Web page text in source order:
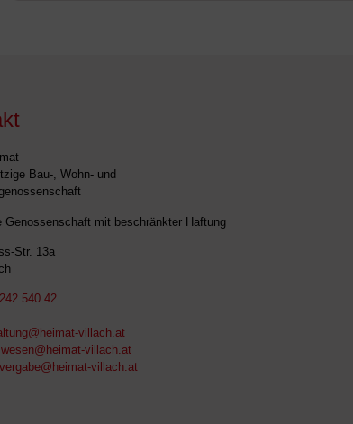
Bau-, Wohn- und
Genossenschaft mit beschränkter Haftung
Str. 13a
540 42
villach.at
villach.at
villach.at